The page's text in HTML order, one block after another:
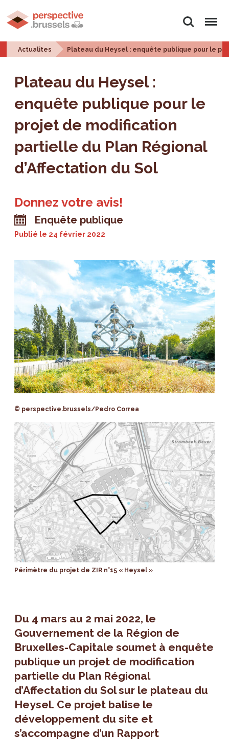
Rechercher
Menu
Actualites Plateau du Heysel : enquête publique pour le
Plateau du Heysel :
enquête publique pour le
projet de modification
partielle du Plan Régional
d’Affectation du Sol
Donnez votre avis!
Enquête publique
Publié le 24 février 2022
© perspective.brussels/Pedro Correa
Périmètre du projet de ZIR n°15 « Heysel »
Du 4 mars au 2 mai 2022, le
Gouvernement de la Région de
Bruxelles-Capitale soumet à enquête
publique un projet de modification
partielle du Plan Régional
d’Affectation du Sol sur le plateau du
Heysel. Ce projet balise le
développement du site et
s’accompagne d’un Rapport